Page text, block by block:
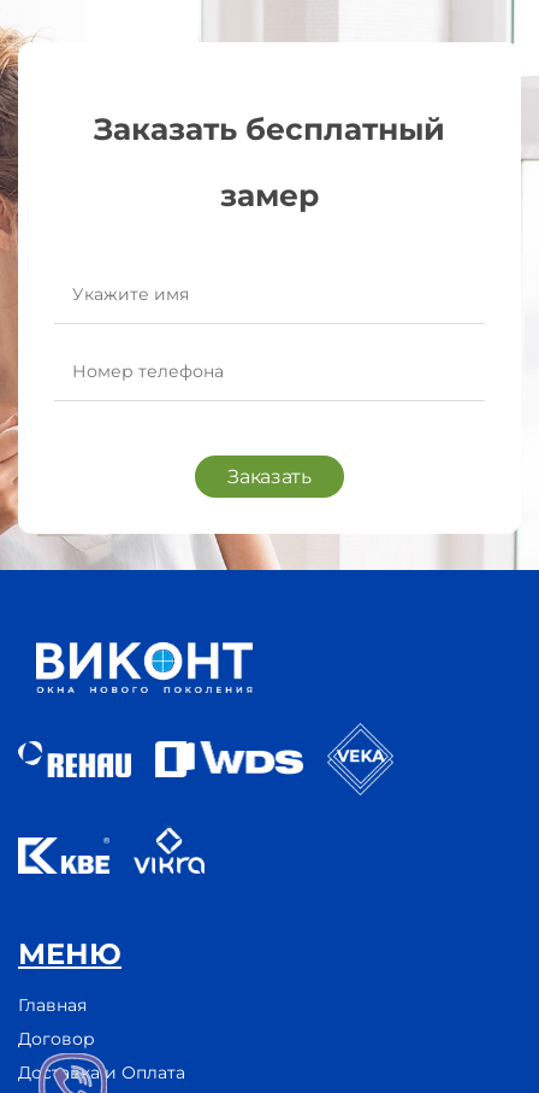
Заказать бесплатный
замер
Заказать
МЕНЮ
Главная
Договор
Доставка и Оплата